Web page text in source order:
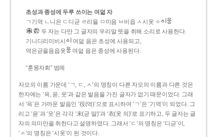
초성과 종성에 두루 쓰이는 여덟 자
ㄱ기역 ㄴ니은 ㄷ디귿 ㄹ리을 ㅁ미음 ㅂ비읍 ㅅ시옷 ㆁ
두 자는 다만 그 글자의 우리말 뜻을 취해 소리로 사용한다.
기니디리미비시
여덟 음은 초성에 사용되고,
역은귿을음읍옷
여덟 음은 종성에 사용된다.
“훈몽자회” 범례
자모의 이름 가운데 ‘ㄱ, ㄷ, ㅅ’의 명칭이 다른 자모의 이름과 다른 것은
한자에는 ‘윽, 읃, 읏’과 같은 발음을 가진 글자가 없기 때문이었다. 그래
서 ‘윽’은 가까운 발음인 ‘役(역)’으로 표시하여 ‘ㄱ’은 ‘기역’이 되었다. 그
리고 ‘읃’과 ‘읏’은 각각 ‘末(귿 말)’과 ‘衣(옷 의)’로 표기하고, 두 글자는 글
자의 의미만을 취한다고 설명하였다. 그래서 ‘ㄷ’의 명칭은 ‘디귿’이,
‘ㅅ’의 명칭은 ‘시옷’이 된 것이다.